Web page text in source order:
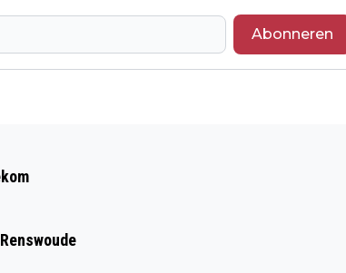
Abonneren
PROCENT MEER VAKANTIEGELD IN 2026